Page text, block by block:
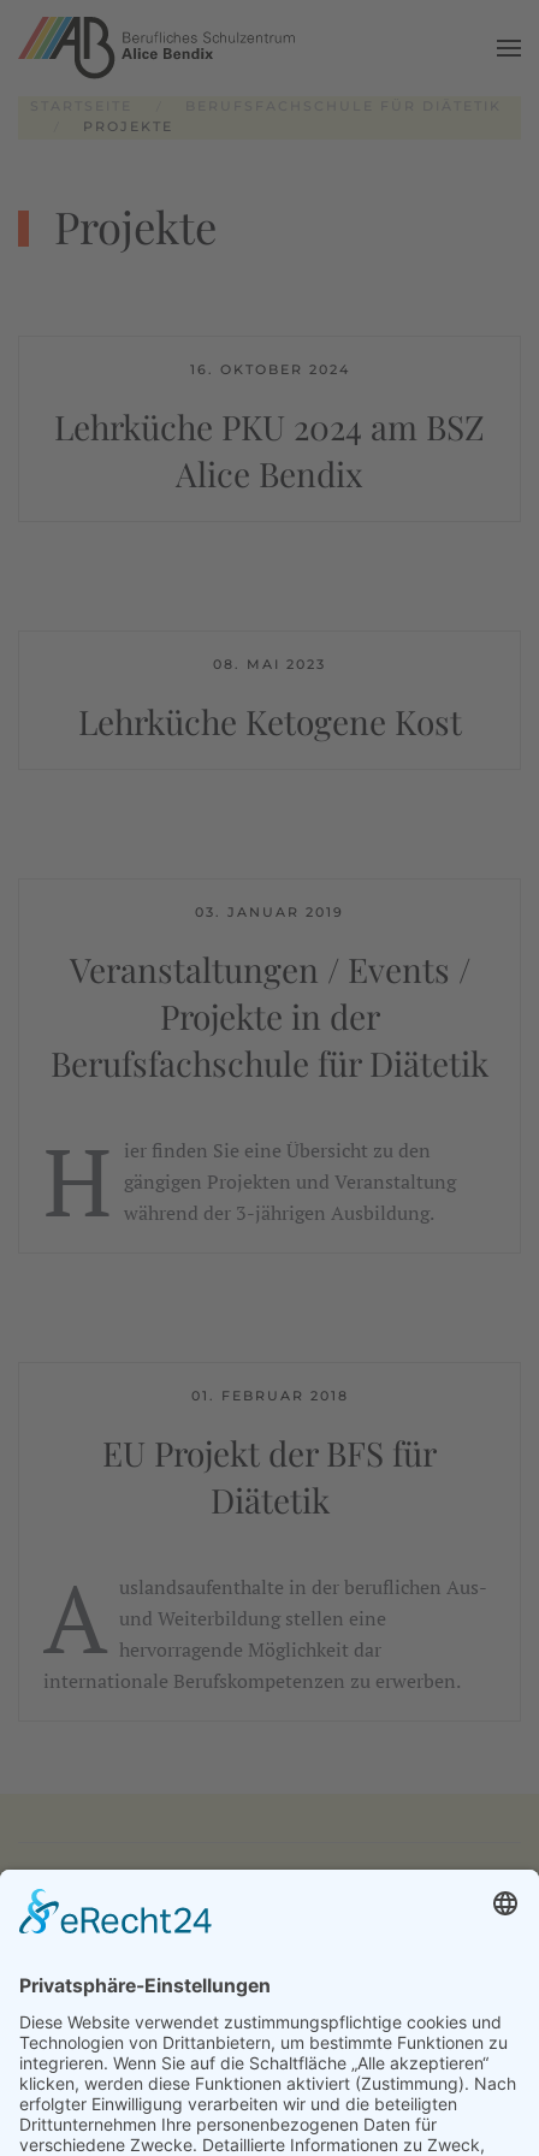
Zum Hauptinhalt springen
PROJEKTE
Projekte
16. OKTOBER 2024
Lehrküche PKU 2024 am BSZ
Alice Bendix
08. MAI 2023
Lehrküche Ketogene Kost
03. JANUAR 2019
Veranstaltungen / Events /
Projekte in der
Berufsfachschule für Diätetik
H
ier finden Sie eine Übersicht zu den
gängigen Projekten und Veranstaltung
während der 3-jährigen Ausbildung.
01. FEBRUAR 2018
EU Projekt der BFS für
Diätetik
A uslandsaufenthalte in der beruflichen Aus-
und Weiterbildung stellen eine
hervorragende Möglichkeit dar
internationale Berufskompetenzen zu erwerben.
IMPRESSUM
KONTAKT & ANFAHRT
© 2024 - Alice Bendix - Berufliches Schulzentrum der
Stadt München